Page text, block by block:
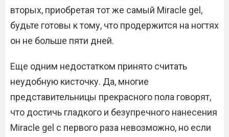
вторых, приобретая тот же самый Miracle gel,
будьте готовы к тому, что продержится на ногтях
он не больше пяти дней.
Еще одним недостатком принято считать
неудобную кисточку. Да, многие
представительницы прекрасного пола говорят,
что достичь гладкого и безупречного нанесения
Miracle gel с первого раза невозможно, но если